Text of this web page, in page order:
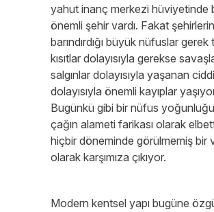
yahut inanç merkezi hüviyetinde
önemli şehir vardı. Fakat şehirlerin
barındırdığı büyük nüfuslar gerek
kısıtlar dolayısıyla gerekse
salgınlar dolayısıyla yaşanan ciddi
dolayısıyla önemli kayıplar
Bugünkü gibi bir nüfus
çağın alameti farikası olarak
hiçbir döneminde görülmemiş bir
olarak karşımıza çıkıyor.
Modern kentsel yapı bugüne